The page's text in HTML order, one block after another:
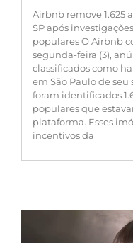
Airbnb remove 1.625
SP após
populares O Airbnb
segunda-feira (3),
classificados como
em São Paulo de seu
foram identificados
populares que
plataforma. Esses
incentivos da